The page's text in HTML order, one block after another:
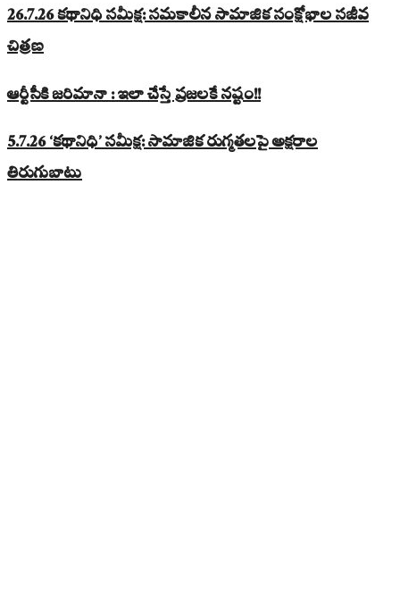
26.7.26 కథానిధి సమీక్ష: సమకాలీన సామాజిక సంక్షోభాల సజీవ
చిత్రణ
ఆర్టీసీకి జరిమానా : ఇలా చేస్తే ప్రజలకే నష్టం!!
5.7.26 ‘కథానిధి’ సమీక్ష: సామాజిక రుగ్మతలపై అక్షరాల
తిరుగుబాటు